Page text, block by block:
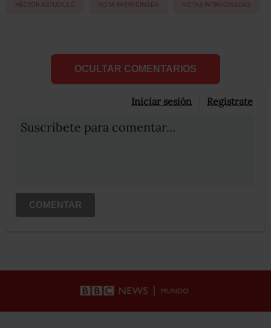
HÉCTOR ASTUDILLO NOTA PATROCINADA NOTAS PATROCINADAS
OCULTAR COMENTARIOS
Iniciar sesión Registrate
Suscribete para comentar...
COMENTAR